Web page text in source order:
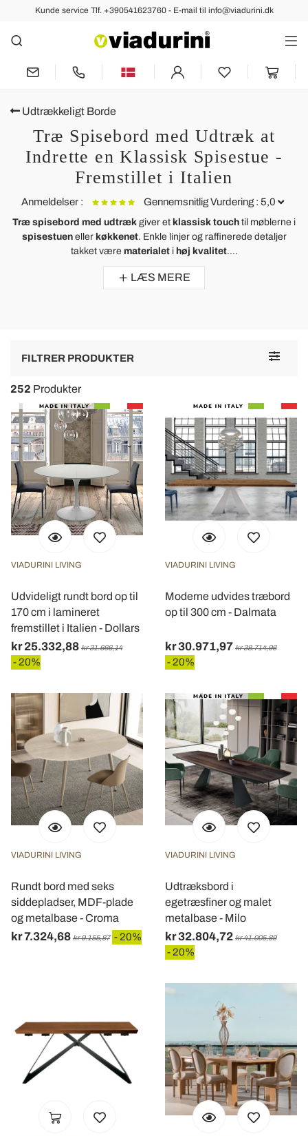
Kunde service Tlf. +390541623760 - E-mail til info@viadurini.dk
Udtrækkeligt Borde
Træ Spisebord med Udtræk at
Indrette en Klassisk Spisestue -
Fremstillet i Italien
Anmeldelser : Gennemsnitlig Vurdering : 5,0
Moderne bord, der kan udvides op til 260/280 cm i træ og metal
le produit correspond à mes attentes
Træ spisebord med udtræk giver et klassisk touch til møblerne i
spisestueneller køkkenet. Enkle linjer og raffinerede detaljer
takket være materialeti høj kvalitet....
LÆS MERE
Toggle
FILTRER PRODUKTER
252 Produkter
VIADURINI LIVING
Udvideligt rundt bord op til
170 cm i lamineret
fremstillet i Italien - Dollars
kr 25.332,88 kr 31.666,14
- 20%
VIADURINI LIVING
Moderne udvides træbord
op til 300 cm - Dalmata
kr 30.971,97 kr 38.714,96
- 20%
VIADURINI LIVING
Rundt bord med seks
siddepladser, MDF-plade
og metalbase - Croma
kr 7.324,68 kr 9.155,87 - 20%
VIADURINI LIVING
Udtræksbord i
egetræsfiner og malet
metalbase - Milo
kr 32.804,72 kr 41.005,89
- 20%